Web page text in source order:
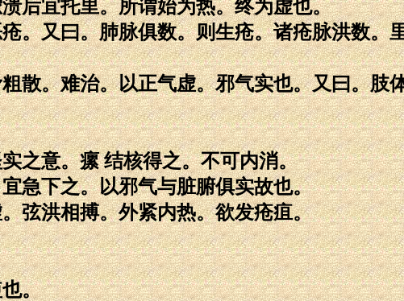
后宜托里。所谓始为热。终为虚也。
。又曰。肺脉俱数。则生疮。诸疮脉洪数。
散。难治。以正气虚。邪气实也。又曰。肢
之意。瘰 结核得之。不可内消。
急下之。以邪气与脏腑俱实故也。
弦洪相搏。外紧内热。欲发疮疽。
。